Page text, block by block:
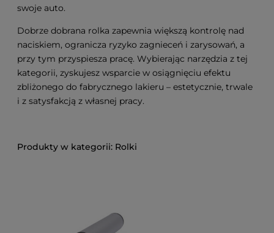
swoje auto.
Dobrze dobrana rolka zapewnia większą kontrolę nad
naciskiem, ogranicza ryzyko zagnieceń i zarysowań, a
przy tym przyspiesza pracę. Wybierając narzędzia z tej
kategorii, zyskujesz wsparcie w osiągnięciu efektu
zbliżonego do fabrycznego lakieru – estetycznie, trwale
i z satysfakcją z własnej pracy.
Rolki